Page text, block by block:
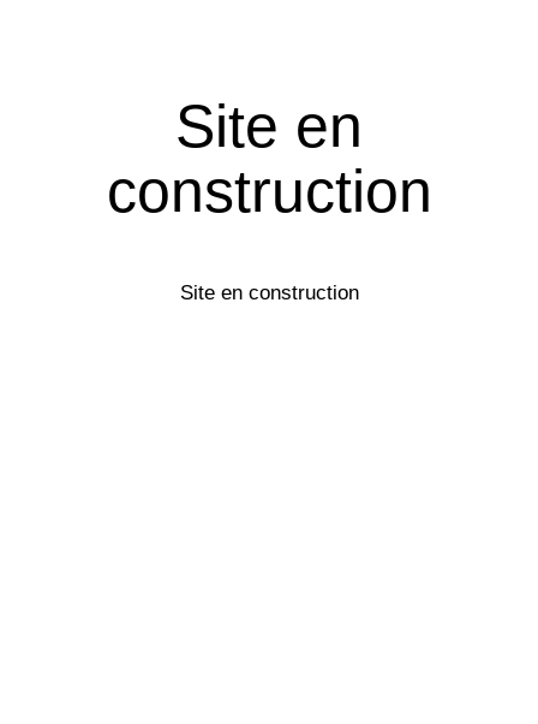
Site en
construction
Site en construction